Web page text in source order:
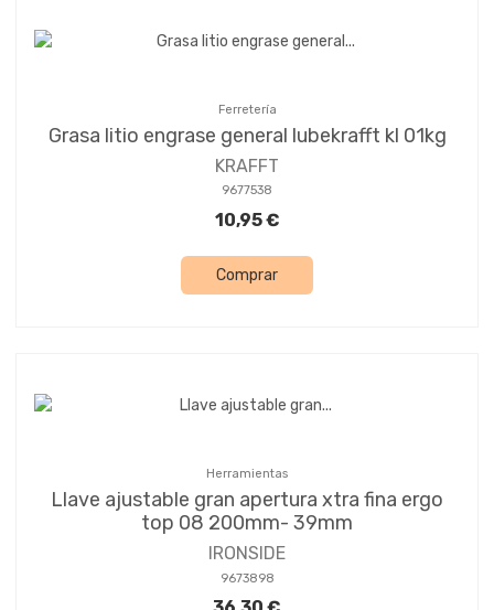
Ferretería
Grasa litio engrase general lubekrafft kl 01kg
KRAFFT
9677538
10,95 €
Comprar
Herramientas
Llave ajustable gran apertura xtra fina ergo
top 08 200mm- 39mm
IRONSIDE
9673898